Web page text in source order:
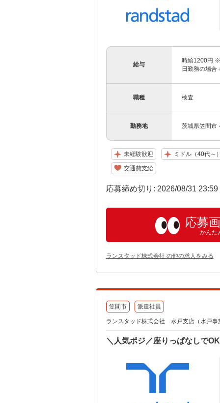
給与
時給1200円 ※
日勤務の場合
職種 検査
勤務地 茨城県笠間
未経験歓迎 ミドル（40代～
交通費支給
応募締め切り: 2026/08/31 23:59
応募
かんた
ランスタッド株式会社 の他の求人をみる
笠間市 派遣社員
ランスタッド株式会社 水戸支店（水戸事
＼人気ポジ／座りっぱなしで